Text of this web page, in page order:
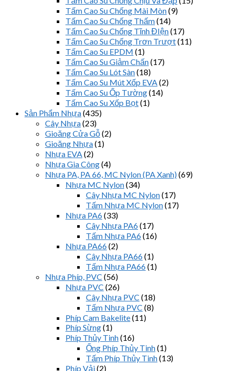
Tấm Cao Su Chống Mài Mòn(9)
Tấm Cao Su Chống Thấm(14)
Tấm Cao Su Chống Tĩnh ĐIện(17)
Tấm Cao Su Chống Trơn Trượt(11)
Tấm Cao Su EPDM (1)
Tấm Cao Su Giảm Chấn(17)
Tấm Cao Su Lót Sàn(18)
Tấm Cao Su Mút Xốp EVA(2)
Tấm Cao Su Ốp Tường(14)
Tấm Cao Su Xốp Bọt(1)
Sản Phẩm Nhựa(435)
Cây Nhựa(23)
Gioăng Cửa Gỗ(2)
Gioăng Nhựa(1)
Nhựa EVA(2)
Nhựa Gia Công(4)
Nhựa PA, PA 66, MC Nylon (PA Xanh)(69)
Nhựa MC Nylon(34)
Cây Nhựa MC Nylon(17)
Tấm Nhựa MC Nylon(17)
Nhựa PA6(33)
Cây Nhựa PA6(17)
Tấm Nhựa PA6(16)
Nhựa PA66(2)
Cây Nhựa PA66(1)
Tấm Nhựa PA66(1)
Nhựa Phíp, PVC (56)
Nhựa PVC (26)
Cây Nhựa PVC (18)
Tấm Nhựa PVC (8)
Phíp Cam Bakelite(11)
Phíp Sừng(1)
Phíp Thủy Tinh(16)
Ống Phíp Thủy Tinh(1)
Tấm Phíp Thủy Tinh(13)
Phíp Vải(2)